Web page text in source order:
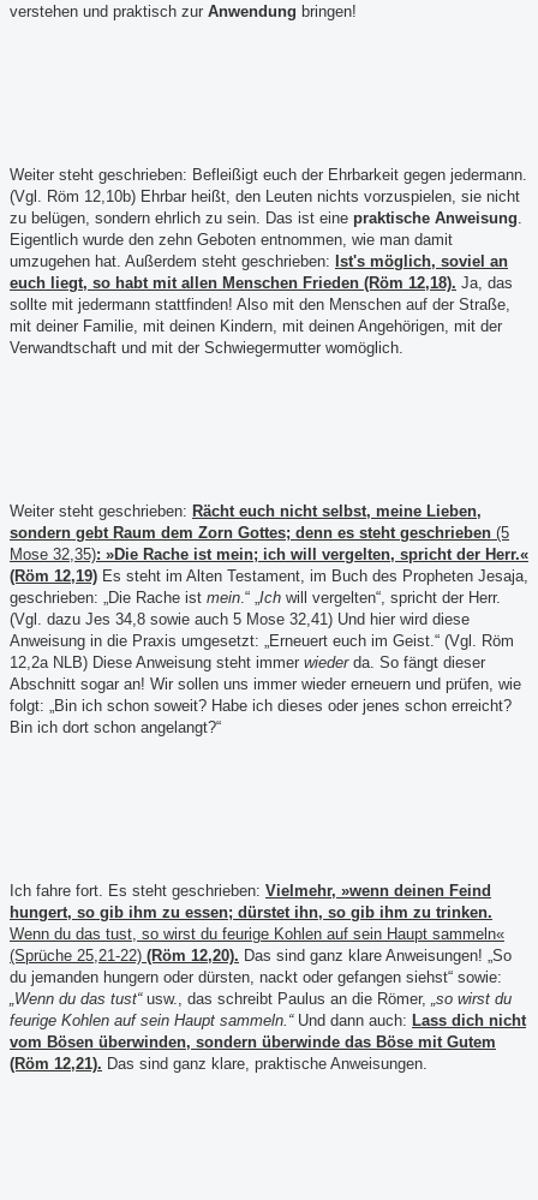
verstehen und praktisch zur Anwendung bringen!
Weiter steht geschrieben: Befleißigt euch der Ehrbarkeit gegen jedermann.
(Vgl. Röm 12,10b) Ehrbar heißt, den Leuten nichts vorzuspielen, sie nicht
zu belügen, sondern ehrlich zu sein. Das ist eine praktische Anweisung
Eigentlich wurde den zehn Geboten entnommen, wie man damit
umzugehen hat. Außerdem steht geschrieben: Ist's möglich, soviel an
euch liegt, so habt mit allen Menschen Frieden (Röm 12,18). Ja, das
sollte mit jedermann stattfinden! Also mit den Menschen auf der Straße,
mit deiner Familie, mit deinen Kindern, mit deinen Angehörigen, mit der
Verwandtschaft und mit der Schwiegermutter womöglich.
Weiter steht geschrieben: Rächt euch nicht selbst, meine Lieben,
sondern gebt Raum dem Zorn Gottes; denn es steht geschrieben (5
Mose 32,35): »Die Rache ist mein; ich will vergelten, spricht der Herr.«
(Röm 12,19) Es steht im Alten Testament, im Buch des Propheten Jesaja,
geschrieben: „Die Rache ist mein .“ „ Ich will vergelten“, spricht der Herr.
(Vgl. dazu Jes 34,8 sowie auch 5 Mose 32,41) Und hier wird diese
Anweisung in die Praxis umgesetzt: „Erneuert euch im Geist.“ (Vgl. Röm
12,2a NLB) Diese Anweisung steht immer wiederda. So fängt dieser
Abschnitt sogar an! Wir sollen uns immer wieder erneuern und prüfen, wie
folgt: „Bin ich schon soweit? Habe ich dieses oder jenes schon erreicht?
Bin ich dort schon angelangt?“
Ich fahre fort. Es steht geschrieben: Vielmehr, »wenn deinen Feind
hungert, so gib ihm zu essen; dürstet ihn, so gib ihm zu trinken.
Wenn du das tust, so wirst du feurige Kohlen auf sein Haupt sammeln«
(Sprüche 25,21-22) (Röm 12,20). Das sind ganz klare Anweisungen! „So
du jemanden hungern oder dürsten, nackt oder gefangen siehst“ sowie:
„Wenn du das tust“ usw., das schreibt Paulus an die Römer,
„so wirst du
feurige Kohlen auf sein Haupt sammeln.“Und dann auch: Lass dich nicht
vom Bösen überwinden, sondern überwinde das Böse mit Gutem
(Röm 12,21). Das sind ganz klare, praktische Anweisungen.